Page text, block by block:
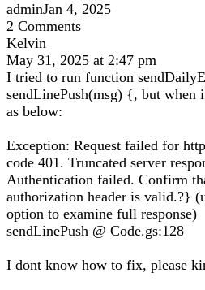
adminJan 4, 2025
2 Comments
Kelvin
May 31, 2025 at 2:47 pm
I tried to run function
sendLinePush(msg) {, but
as below:
Exception: Request failed for
code 401. Truncated server
Authentication failed. Confirm
authorization header is valid.?}
option to examine full response)
sendLinePush @ Code.gs:128
I dont know how to fix, please